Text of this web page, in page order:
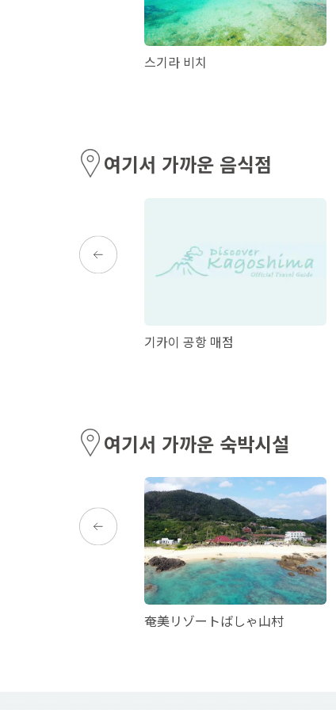
스기라 비치
여기서 가까운 음식점
기카이 공항 매점
여기서 가까운 숙박시설
奄美リゾートばしゃ山村